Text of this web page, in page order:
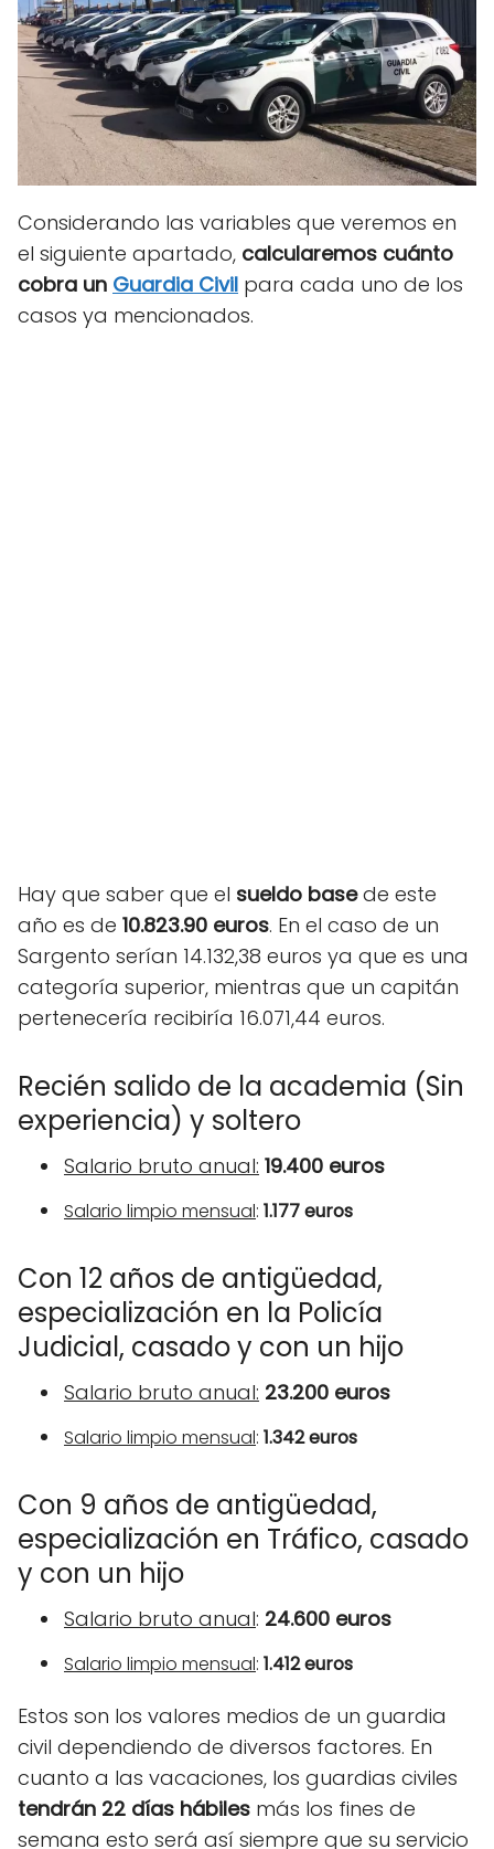
Considerando las variables que veremos en
el siguiente apartado, calcularemos cuánto
cobra un Guardia Civil para cada uno de los
casos ya mencionados.
Hay que saber que el sueldo basede este
año es de 10.823.90 euros. En el caso de un
Sargento serían 14.132,38 euros ya que es una
categoría superior, mientras que un capitán
pertenecería recibiría 16.071,44 euros.
Recién salido de la academia (Sin
experiencia) y soltero
Salario bruto anual: 19.400 euros
Salario limpio mensual: 1.177 euros
Con 12 años de antigüedad,
especialización en la Policía
Judicial, casado y con un hijo
Salario bruto anual: 23.200 euros
Salario limpio mensual: 1.342 euros
Con 9 años de antigüedad,
especialización en Tráfico, casado
y con un hijo
Salario bruto anual: 24.600 euros
Salario limpio mensual: 1.412 euros
Estos son los valores medios de un guardia
civil dependiendo de diversos factores. En
cuanto a las vacaciones, los guardias civiles
tendrán 22 días hábiles más los fines de
semana esto será así siempre que su servicio